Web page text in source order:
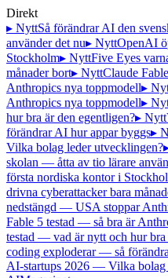
Direkt
▸ NyttSå förändrar AI den
använder det nu▸ NyttOpenAI
Stockholm▸ NyttFive Eyes
månader bort▸ NyttClaude
Anthropics nya toppmodell▸
Anthropics nya toppmodell▸
hur bra är den egentligen?▸ Nytt
förändrar AI hur appar byggs▸
Vilka bolag leder utvecklingen?
skolan — åtta av tio lärare
första nordiska kontor i
drivna cyberattacker bara
nedstängd — USA stoppar
Fable 5 testad — så bra är
testad — vad är nytt och hur bra
coding exploderar — så
AI-startups 2026 — Vilka bolag